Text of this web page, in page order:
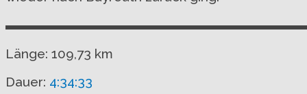
Länge: 109,73 km
Dauer: 4:34:33